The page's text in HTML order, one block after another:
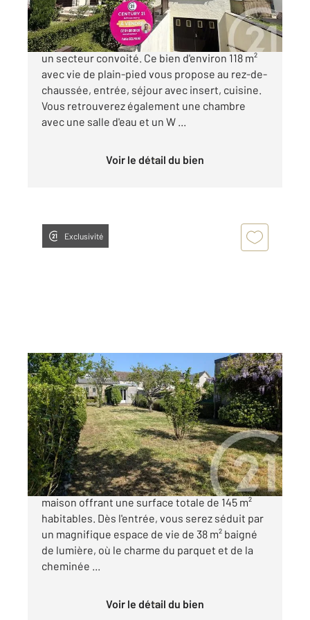
CHÂTEAUROUX, découvrez cette maison dans
un secteur convoité. Ce bien d'environ 118 m²
avec vie de plain-pied vous propose au rez-de-
chaussée, entrée, séjour avec insert, cuisine.
Vous retrouverez également une chambre
avec une salle d'eau et un W ...
Voir le détail du bien
Exclusivité
CHATEAUROUX 36
106 m2, 6 pièces
Ref : 10057
Maison à vendre
199 300 €
CHÂTEAUROUX. Découvrez cette charmante
maison offrant une surface totale de 145 m²
habitables. Dès l'entrée, vous serez séduit par
un magnifique espace de vie de 38 m² baigné
de lumière, où le charme du parquet et de la
cheminée ...
Voir le détail du bien